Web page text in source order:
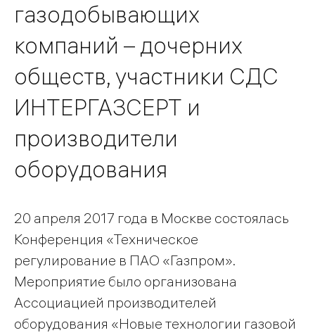
газодобывающих
компаний – дочерних
обществ, участники СДС
ИНТЕРГАЗСЕРТ и
производители
оборудования
20 апреля 2017 года в Москве состоялась
Конференция «Техническое
регулирование в ПАО «Газпром».
Мероприятие было организована
Ассоциацией производителей
оборудования «Новые технологии газовой